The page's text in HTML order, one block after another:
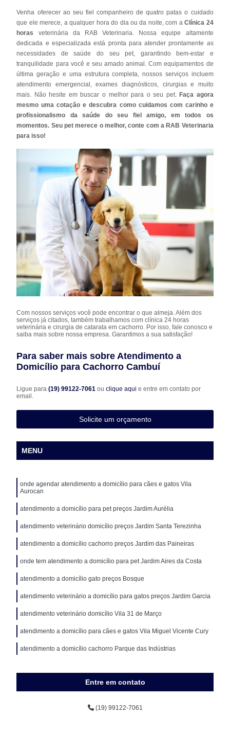
Venha oferecer ao seu fiel companheiro de quatro patas o cuidado
que ele merece, a qualquer hora do dia ou da noite, com aClínica 24
horas
veterinária da RAB Veterinaria. Nossa equipe altamente
dedicada e especializada está pronta para atender prontamente as
necessidades de saúde do seu pet, garantindo bem-estar e
tranquilidade para você e seu amado animal. Com equipamentos de
última geração e uma estrutura completa, nossos serviços incluem
atendimento emergencial, exames diagnósticos, cirurgias e muito
mais. Não hesite em buscar o melhor para o seu pet.Faça agora
mesmo uma cotação e descubra como cuidamos com carinho e
profissionalismo da saúde do seu fiel amigo, em todos os
momentos. Seu pet merece o melhor, conte com a RAB Veterinaria
para isso!
Com nossos serviços você pode encontrar o que almeja. Além dos
serviços já citados, também trabalhamos com clínica 24 horas
veterinária e cirurgia de catarata em cachorro. Por isso, fale conosco e
saiba mais sobre nossa empresa. Garantimos a sua satisfação!
Para saber mais sobre Atendimento a
Domicílio para Cachorro Cambuí
Ligue para(19) 99122-7061ouclique aqui e entre em contato por
email.
Solicite um orçamento
MENU
onde agendar atendimento a domicílio para cães e gatos Vila
Aurocan
atendimento a domicílio para pet preços Jardim Aurélia
atendimento veterinário domicílio preços Jardim Santa Terezinha
atendimento a domicílio cachorro preços Jardim das Paineiras
onde tem atendimento a domicílio para pet Jardim Aires da Costa
atendimento a domicílio gato preços Bosque
atendimento veterinário a domicílio para gatos preços Jardim Garcia
atendimento veterinário domicílio Vila 31 de Março
atendimento a domicílio para cães e gatos Vila Miguel Vicente Cury
atendimento a domicílio cachorro Parque das Indústrias
Entre em contato
(19) 99122-7061